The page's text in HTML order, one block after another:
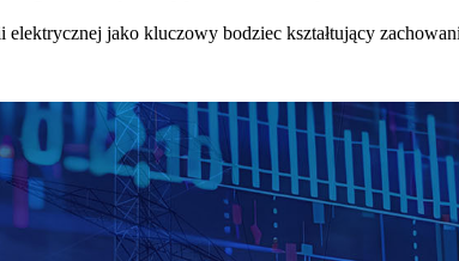
elektrycznej jako kluczowy bodziec kształtujący